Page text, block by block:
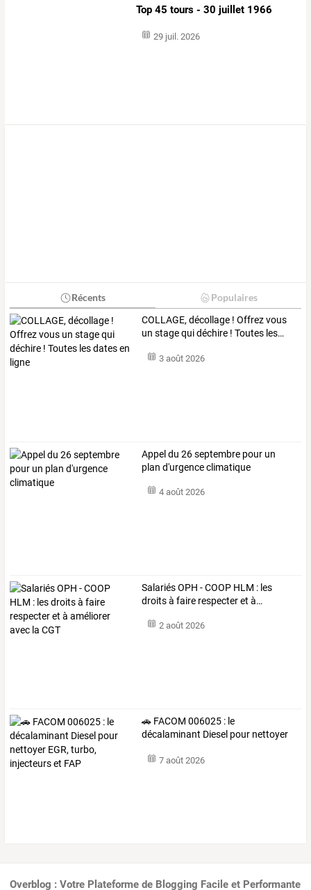
Top 45 tours - 30 juillet 1966
29 juil. 2026
Récents Populaires
COLLAGE, décollage ! Offrezvous
un stagequidéchire ! Toutes les…
3 août 2026
Appel du 26 septembre pour un
plan d'urgence climatique
4 août 2026
SalariésOPH -COOP HLM : les
droitsà faire respecteret à…
2 août 2026
🚗 FACOM 006025 : le
décalaminant Diesel pour nettoyer
7 août 2026
Overblog : Votre Plateforme de Blogging Facile et Performante